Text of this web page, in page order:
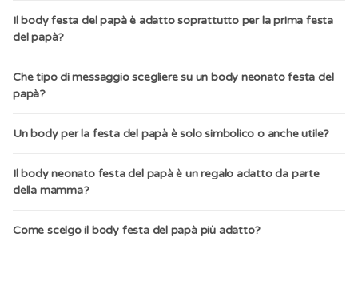
Il body festa del papà è adatto soprattutto per la prima festa
del papà?
Che tipo di messaggio scegliere su un body neonato festa del
papà?
Un body per la festa del papà è solo simbolico o anche utile?
Il body neonato festa del papà è un regalo adatto da parte
della mamma?
Come scelgo il body festa del papà più adatto?